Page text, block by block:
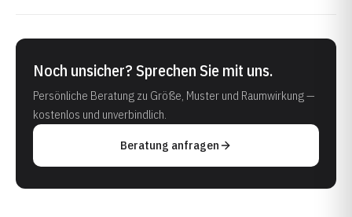
Noch unsicher? Sprechen Sie mit uns.
Persönliche Beratung zu Größe, Muster und Raumwirkung —
kostenlos und unverbindlich.
Beratung anfragen